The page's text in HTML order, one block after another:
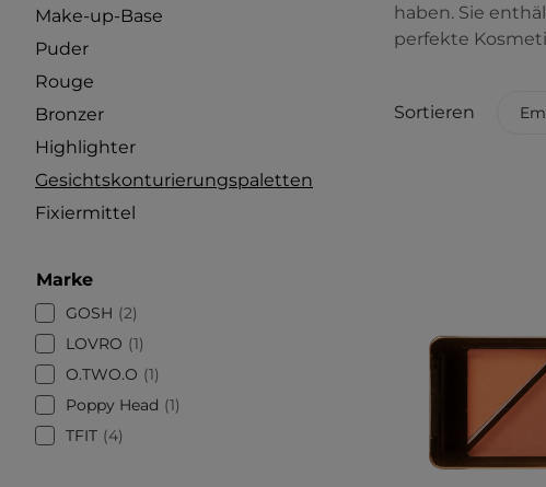
Make-up-Base
Puder
Rouge
Bronzer
Highlighter
Gesichtskonturierungspaletten
Fixiermittel
Marke
GOSH
2
LOVRO
1
O.TWO.O
1
Poppy Head
1
TFIT
4
haben. Sie
perfekte
Sortieren